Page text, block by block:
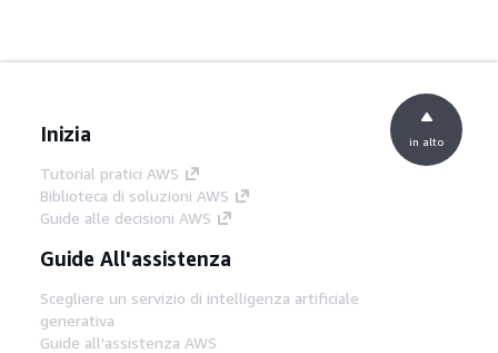
Inizia
Tutorial pratici AWS
Biblioteca di soluzioni AWS
Guide alle decisioni AWS
Guide All'assistenza
Scegliere un servizio di intelligenza artificiale
generativa
Guide all'assistenza AWS
in alto